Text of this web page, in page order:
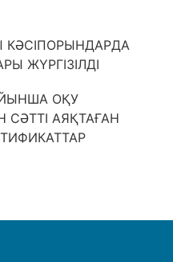
КӘСІПОРЫНДАРДА
ЖҮРГІЗІЛДІ
ОҚУ
АЯҚТАҒАН